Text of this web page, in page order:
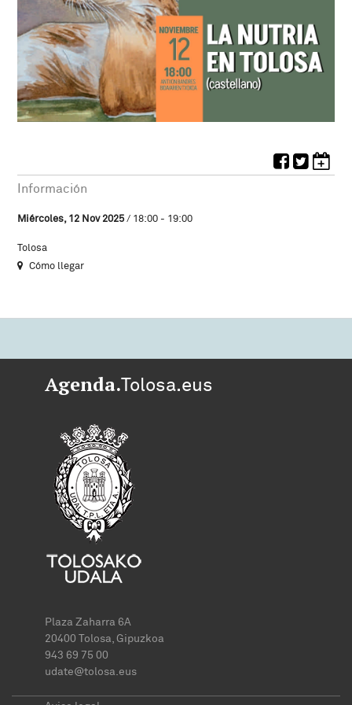
Información
Miércoles, 12 Nov 2025/ 18:00 - 19:00
Tolosa
Cómo llegar
Agenda.Tolosa.eus
Plaza Zaharra 6A
20400 Tolosa, Gipuzkoa
943 69 75 00
udate@tolosa.eus